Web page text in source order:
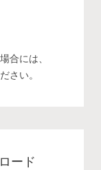
合には、
さい。
ード